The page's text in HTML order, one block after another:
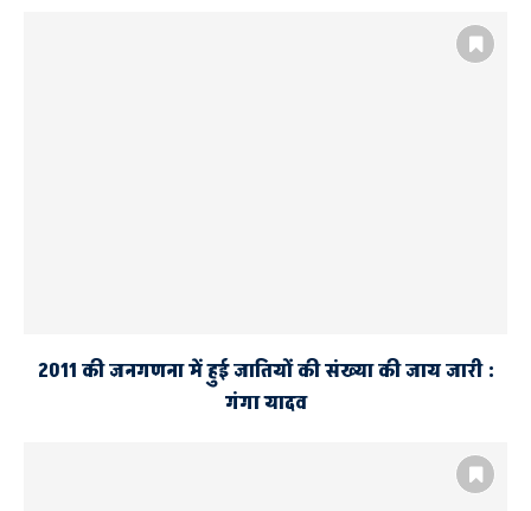
2011 की जनगणना में हुई जातियों की संख्या की जाय जारी :
गंगा यादव